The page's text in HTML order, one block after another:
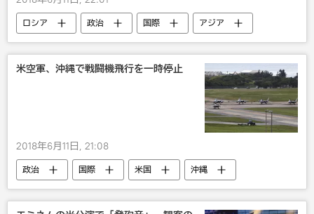
ロシア 政治 国際
アジア
米国
欧州
国内
ウラジーミル・プーチン
安倍晋三
米空軍、沖縄で戦闘機飛行を一時停止
2018年6月11日, 21:08
政治 国際 米国
沖縄
国内
武器・兵器 軍事